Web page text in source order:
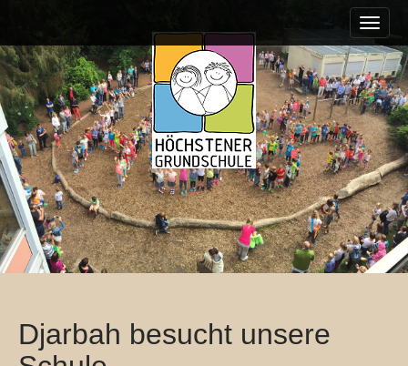
i
n
m
e
n
u
i
p
t
o
c
o
n
t
e
n
t
Djarbah besucht unsere